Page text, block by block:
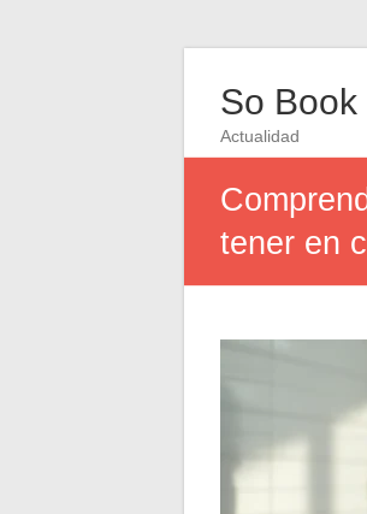
So
Actualidad
tener en